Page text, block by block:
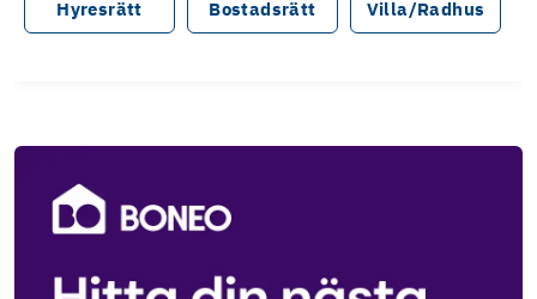
Hyresrätt Bostadsrätt Villa/Radhus